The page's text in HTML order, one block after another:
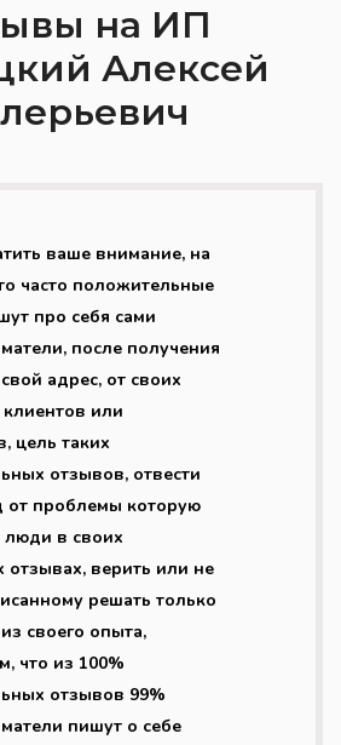
на ИП
Алексей
ваше внимание, на
часто положительные
про себя сами
после получения
адрес, от своих
или
цель таких
отзывов, отвести
от проблемы которую
в своих
отзывах, верить или не
решать только
своего опыта,
что из 100%
отзывов 99%
пишут о себе